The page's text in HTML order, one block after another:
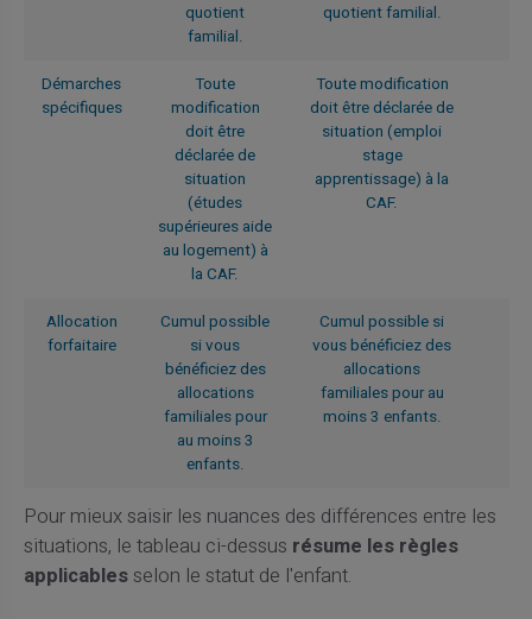
quotient
familial.
quotient familial.
Démarches
spécifiques
Toute
modification
doit être
déclarée de
situation
(études
supérieures aide
au logement) à
la CAF.
Toute modification
doit être déclarée de
situation (emploi
stage
apprentissage) à la
CAF.
Allocation
forfaitaire
Cumul possible
si vous
bénéficiez des
allocations
familiales pour
au moins 3
enfants.
Cumul possible si
vous bénéficiez des
allocations
familiales pour au
moins 3 enfants.
Pour mieux saisir les nuances des différences entre les
situations, le tableau ci-dessus résume les règles
applicablesselon le statut de l'enfant.